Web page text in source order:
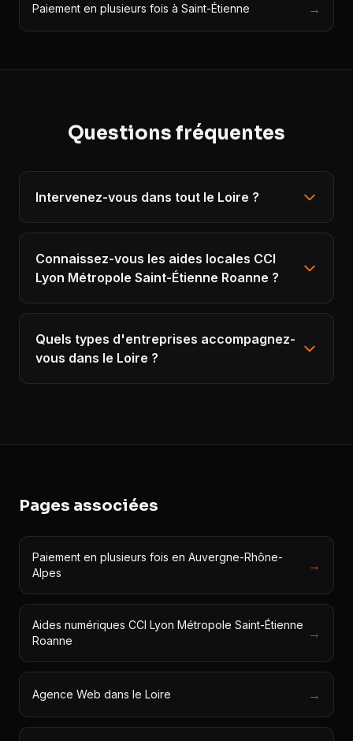
Paiement en plusieurs fois à Saint-Étienne →
Questions fréquentes
Intervenez-vous dans tout le Loire ?
Connaissez-vous les aides locales CCI
Lyon Métropole Saint-Étienne Roanne ?
Quels types d'entreprises accompagnez-
vous dans le Loire ?
Pages associées
Paiement en plusieurs fois en Auvergne-Rhône-
Alpes
→
Aides numériques CCI Lyon Métropole Saint-Étienne
Roanne
→
Agence Web dans le Loire →